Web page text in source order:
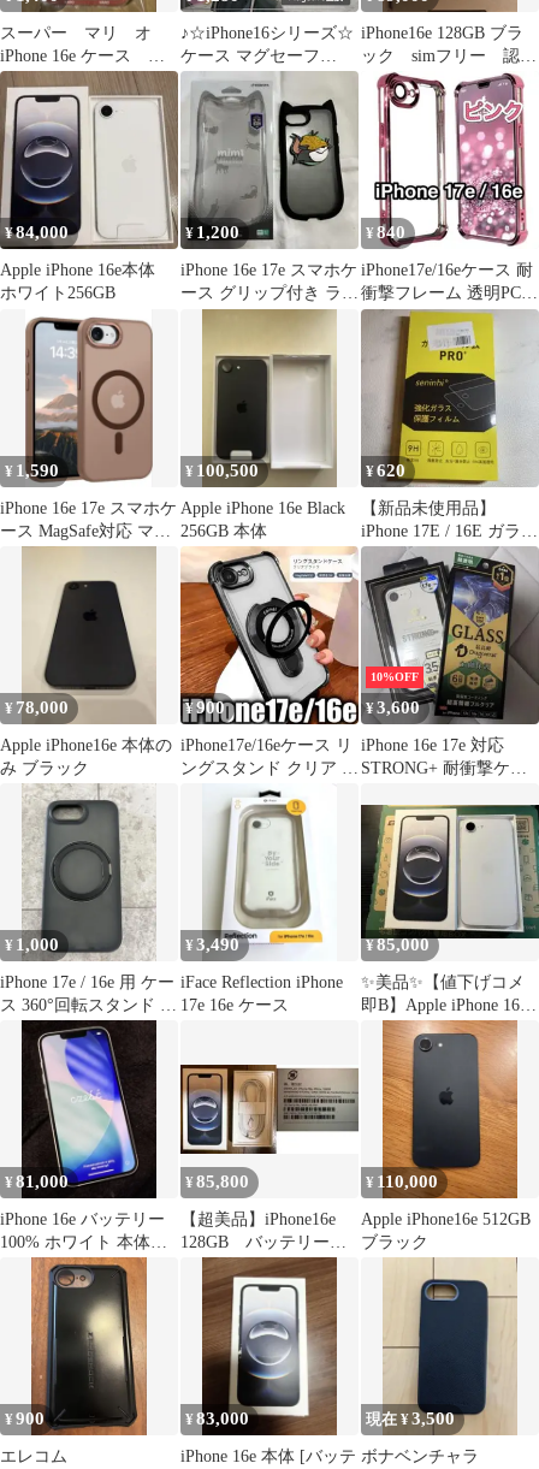
スーパー マリ オ
iPhone 16e ケース カ
バー 新品未使用品。
♪☆iPhone16シリーズ☆
ケース マグセーフ
iPhone16 iPhone16Pro
iPhone16e
iPhone16ProMax
iPhone16Plus MagSafe
クリア ブルー ブラック
パープル オレンジ スタ
ンド 人気☆☆☆
iPhone16e 128GB ブラ
ック simフリー 認定
整備済品 新品
¥84,000
Apple iPhone 16e本体
ホワイト256GB
¥ 1,200
iPhone 16e 17e スマホケ
ース グリップ付き ラス
¥ 840
iPhone17e/16eケース 耐
衝撃フレーム 透明PCカ
メラレンズ保護ピンク
¥ 1,590
iPhone 16e 17e スマホケ
ース MagSafe対応 マッ
¥ 100,500
Apple iPhone 16e Black
256GB 本体
¥620
【新品未使用品】
iPhone 17E / 16E ガラス
フィルム 2枚セット
¥ 78,000
Apple iPhone16e 本体の
み ブラック
¥900
iPhone17e/16eケース リ
ングスタンド クリア ブ
10%OFF
¥3,600
iPhone 16e 17e 対応
STRONG+ 耐衝撃ケー
¥ 1,000
iPhone 17e / 16e 用 ケー
ス 360°回転スタンド 付
¥3,490
iFace Reflection iPhone
17e 16e ケース
¥85,000
✨美品✨【値下げコメ
即B】Apple iPhone 16e
128GB 本体
¥81,000
iPhone 16e バッテリー
100% ホワイト 本体
126G 極上美品
¥85,800
【超美品】iPhone16e
128GB バッテリー
100% 充放電44回
¥ 110,000
Apple iPhone16e 512GB
ブラック
¥900
エレコム
¥83,000
iPhone 16e 本体 [バッテ
現在 ¥3,500
ボナベンチャラ